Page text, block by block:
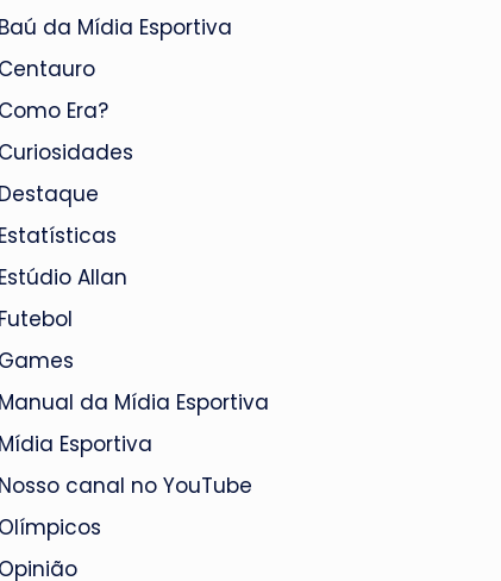
Baú da Mídia Esportiva
Centauro
Como Era?
Curiosidades
Destaque
Estatísticas
Estúdio Allan
Futebol
Games
Manual da Mídia Esportiva
Mídia Esportiva
Nosso canal no YouTube
Olímpicos
Opinião